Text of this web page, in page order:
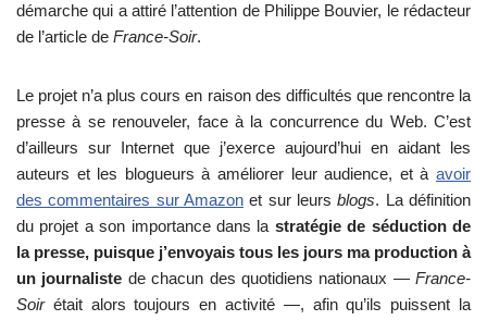
démarche qui a attiré l’attention de Philippe Bouvier, le rédacteur
de l’article de France-Soir.
Le projet n’a plus cours en raison des difficultés que rencontre la
presse à se renouveler, face à la concurrence du Web. C’est
d’ailleurs sur Internet que j’exerce aujourd’hui en aidant les
auteurs et les blogueurs à améliorer leur audience, et à avoir
des commentaires sur Amazon et sur leursblogs. La définition
du projet a son importance dans la stratégie de séduction de
la presse, puisque j’envoyais tous les jours ma production à
un journaliste de chacun des quotidiens nationaux — France-
Soirétait alors toujours en activité —, afin qu’ils puissent la